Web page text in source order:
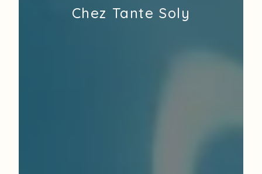
Chez Tante Soly